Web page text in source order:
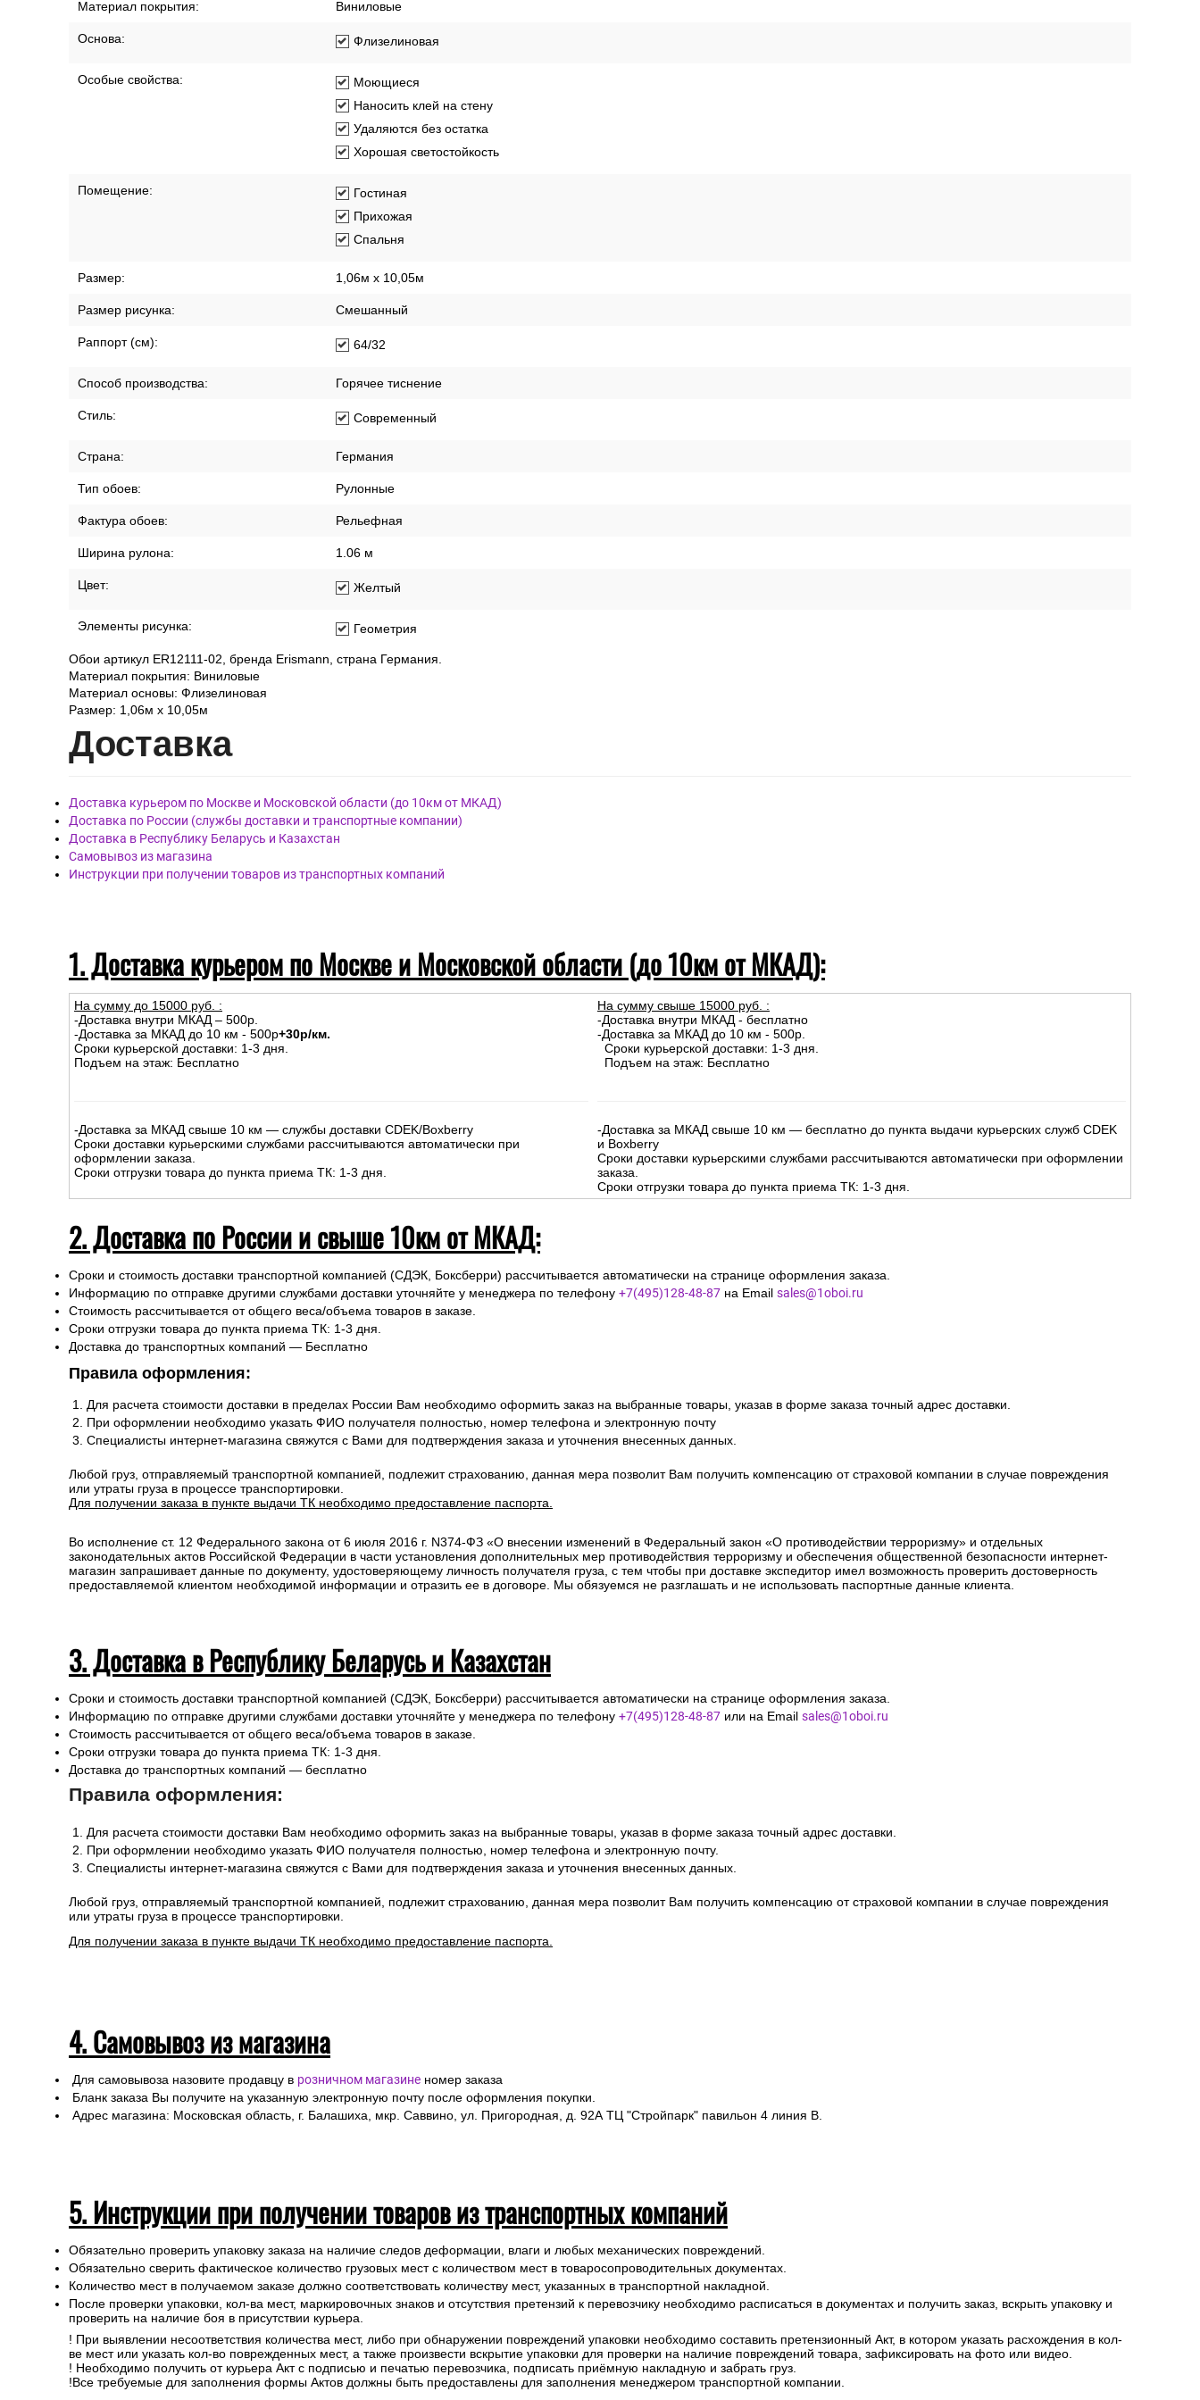
Материал покрытия: Виниловые
Основа: Флизелиновая
Особые свойства:
Моющиеся
Наносить клей на стену
Удаляются без остатка
Хорошая светостойкость
Помещение:
Гостиная
Прихожая
Спальня
Размер: 1,06м х 10,05м
Размер рисунка: Смешанный
Раппорт (см): 64/32
Способ производства: Горячее тиснение
Стиль: Современный
Страна: Германия
Тип обоев: Рулонные
Фактура обоев: Рельефная
Ширина рулона: 1.06 м
Цвет: Желтый
Элементы рисунка: Геометрия
Обои артикул ER12111-02, бренда Erismann, страна Германия.
Материал покрытия: Виниловые
Материал основы: Флизелиновая
Размер: 1,06м х 10,05м
Доставка
Доставка курьером по Москве и Московской области (до 10км от МКАД)
Доставка по России (службы доставки и транспортные компании)
Доставка в Республику Беларусь и Казахстан
Самовывоз из магазина
Инструкции при получении товаров из транспортных компаний
1. Доставка курьером по Москве и Московской области (до 10км от МКАД):
На сумму до 15000 руб. :
-Доставка внутри МКАД – 500р.
-Доставка за МКАД до 10 км - 500р+30р/км.
Сроки курьерской доставки: 1-3 дня.
Подъем на этаж: Бесплатно
-Доставка за МКАД свыше 10 км — службы доставки CDEK/Boxberry
Сроки доставки курьерскими службами рассчитываются автоматически при
оформлении заказа.
Сроки отгрузки товара до пункта приема ТК: 1-3 дня.
На сумму свыше 15000 руб. :
-Доставка внутри МКАД - бесплатно
-Доставка за МКАД до 10 км - 500р.
Сроки курьерской доставки: 1-3 дня.
Подъем на этаж: Бесплатно
-Доставка за МКАД свыше 10 км — бесплатно до пункта выдачи курьерских служб CDEK
и Boxberry
Сроки доставки курьерскими службами рассчитываются автоматически при оформлении
заказа.
Сроки отгрузки товара до пункта приема ТК: 1-3 дня.
2. Доставка по России и свыше 10км от МКАД:
Сроки и стоимость доставки транспортной компанией (СДЭК, Боксберри) рассчитывается автоматически на странице оформления заказа.
Информацию по отправке другими службами доставки уточняйте у менеджера по телефону +7(495)128-48-87 на Email sales@1oboi.ru
Стоимость рассчитывается от общего веса/объема товаров в заказе.
Сроки отгрузки товара до пункта приема ТК: 1-3 дня.
Доставка до транспортных компаний — Бесплатно
Правила оформления:
Для расчета стоимости доставки в пределах России Вам необходимо оформить заказ на выбранные товары, указав в форме заказа точный адрес доставки.
При оформлении необходимо указать ФИО получателя полностью, номер телефона и электронную почту
Специалисты интернет-магазина свяжутся с Вами для подтверждения заказа и уточнения внесенных данных.
Любой груз, отправляемый транспортной компанией, подлежит страхованию, данная мера позволит Вам получить компенсацию от страховой компании в случае повреждения
или утраты груза в процессе транспортировки.
Для получении заказа в пункте выдачи ТК необходимо предоставление паспорта.
Во исполнение ст. 12 Федерального закона от 6 июля 2016 г. N374-ФЗ «О внесении изменений в Федеральный закон «О противодействии терроризму» и отдельных
законодательных актов Российской Федерации в части установления дополнительных мер противодействия терроризму и обеспечения общественной безопасности интернет-
магазин запрашивает данные по документу, удостоверяющему личность получателя груза, с тем чтобы при доставке экспедитор имел возможность проверить достоверность
предоставляемой клиентом необходимой информации и отразить ее в договоре. Мы обязуемся не разглашать и не использовать паспортные данные клиента.
3. Доставка в Республику Беларусь и Казахстан
Сроки и стоимость доставки транспортной компанией (СДЭК, Боксберри) рассчитывается автоматически на странице оформления заказа.
Информацию по отправке другими службами доставки уточняйте у менеджера по телефону +7(495)128-48-87 или на Email sales@1oboi.ru
Стоимость рассчитывается от общего веса/объема товаров в заказе.
Сроки отгрузки товара до пункта приема ТК: 1-3 дня.
Доставка до транспортных компаний — бесплатно
Правила оформления:
Для расчета стоимости доставки Вам необходимо оформить заказ на выбранные товары, указав в форме заказа точный адрес доставки.
При оформлении необходимо указать ФИО получателя полностью, номер телефона и электронную почту.
Специалисты интернет-магазина свяжутся с Вами для подтверждения заказа и уточнения внесенных данных.
Любой груз, отправляемый транспортной компанией, подлежит страхованию, данная мера позволит Вам получить компенсацию от страховой компании в случае повреждения
или утраты груза в процессе транспортировки.
Для получении заказа в пункте выдачи ТК необходимо предоставление паспорта.
4. Самовывоз из магазина
Для самовывоза назовите продавцу в розничном магазине номер заказа
Бланк заказа Вы получите на указанную электронную почту после оформления покупки.
Адрес магазина: Московская область, г. Балашиха, мкр. Саввино, ул. Пригородная, д. 92А ТЦ "Стройпарк" павильон 4 линия В.
5. Инструкции при получении товаров из транспортных компаний
Обязательно проверить упаковку заказа на наличие следов деформации, влаги и любых механических повреждений.
Обязательно сверить фактическое количество грузовых мест с количеством мест в товаросопроводительных документах.
Количество мест в получаемом заказе должно соответствовать количеству мест, указанных в транспортной накладной.
После проверки упаковки, кол-ва мест, маркировочных знаков и отсутствия претензий к перевозчику необходимо расписаться в документах и получить заказ, вскрыть упаковку и
проверить на наличие боя в присутствии курьера.
! При выявлении несоответствия количества мест, либо при обнаружении повреждений упаковки необходимо составить претензионный Акт, в котором указать расхождения в кол-
ве мест или указать кол-во поврежденных мест, а также произвести вскрытие упаковки для проверки на наличие повреждений товара, зафиксировать на фото или видео.
! Необходимо получить от курьера Акт с подписью и печатью перевозчика, подписать приёмную накладную и забрать груз.
!Все требуемые для заполнения формы Актов должны быть предоставлены для заполнения менеджером транспортной компании.